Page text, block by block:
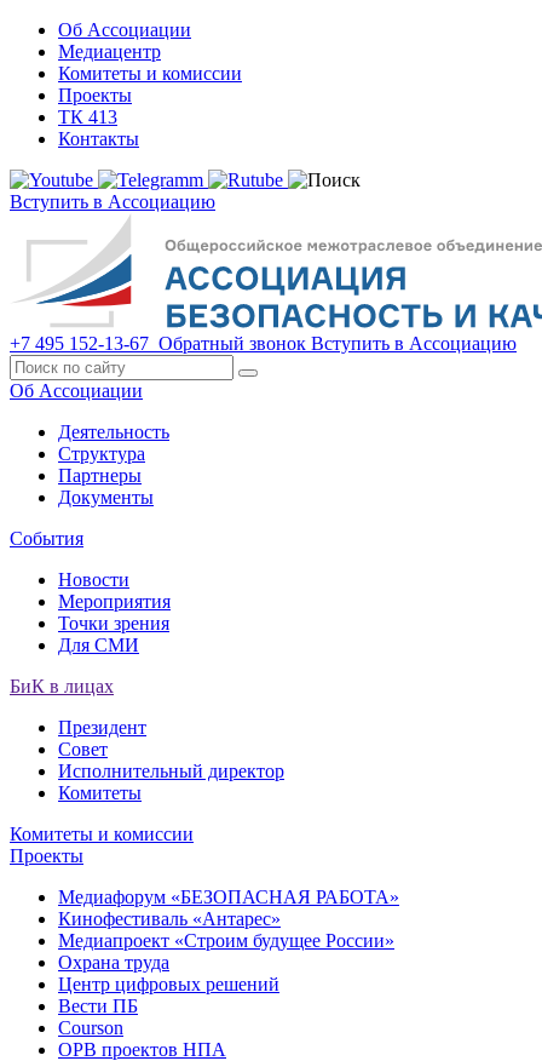
Об Ассоциации
Медиацентр
Комитеты и комиссии
Проекты
ТК 413
Контакты
Вступить в Ассоциацию
+7 495 152-13-67 Обратный звонок Вступить в Ассоциацию
Об Ассоциации
Деятельность
Структура
Партнеры
Документы
События
Новости
Мероприятия
Точки зрения
Для СМИ
БиК в лицах
Президент
Совет
Исполнительный директор
Комитеты
Комитеты и комиссии
Проекты
Медиафорум «БЕЗОПАСНАЯ РАБОТА»
Кинофестиваль «Антарес»
Медиапроект «Строим будущее России»
Охрана труда
Центр цифровых решений
Вести ПБ
Courson
ОРВ проектов НПА